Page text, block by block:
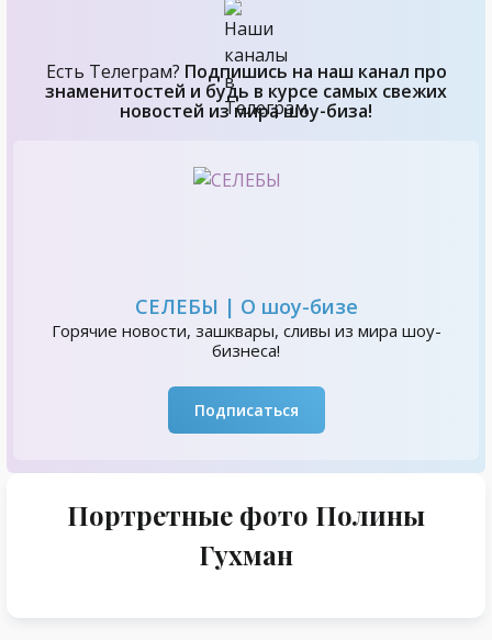
Есть Телеграм? Подпишись на наш канал про
знаменитостей и будь в курсе самых свежих
новостей из мира шоу-биза!
СЕЛЕБЫ | О шоу-бизе
Горячие новости, зашквары, сливы из мира шоу-
бизнеса!
Подписаться
Портретные фото Полины
Гухман